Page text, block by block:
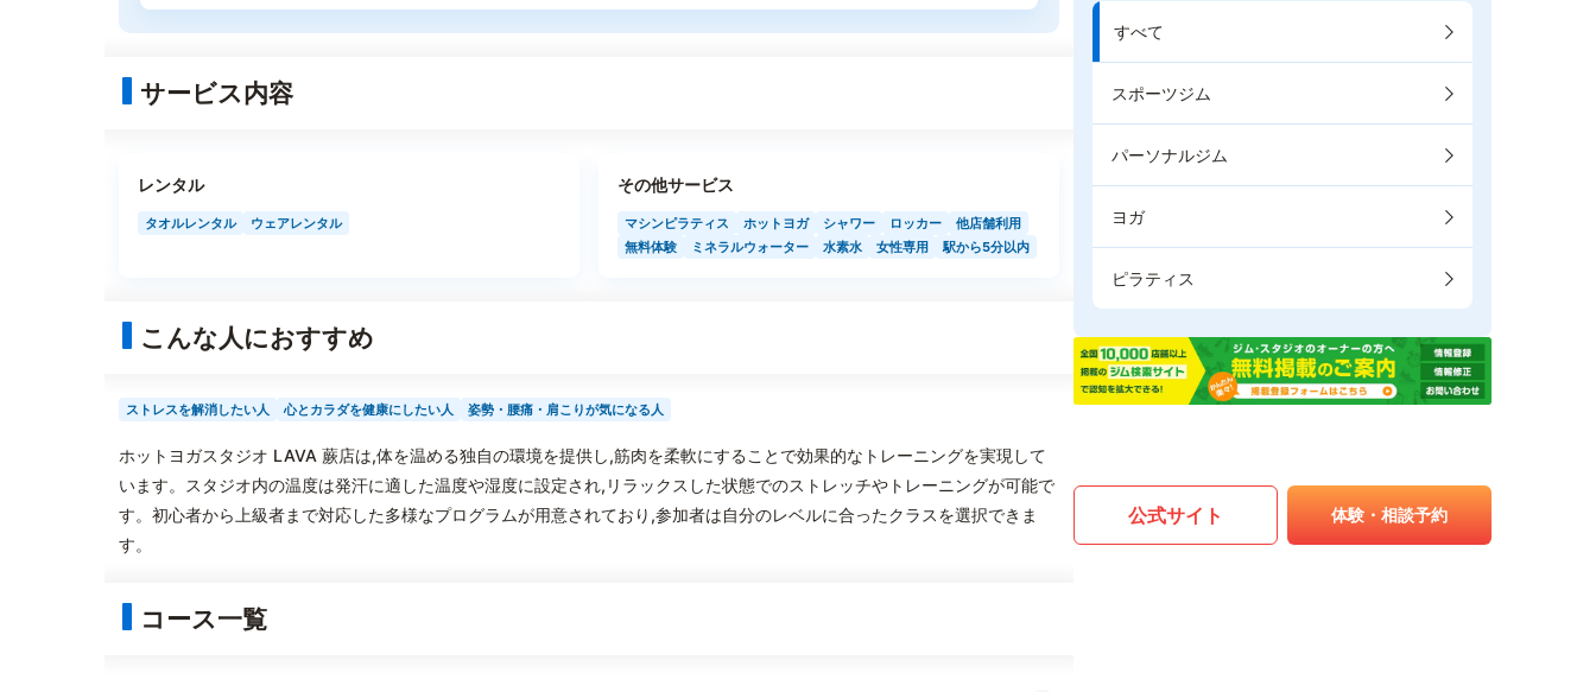
サービス内容
レンタル
タオルレンタル ウェアレンタル
その他サービス
マシンピラティス ホットヨガ シャワー ロッカー
他店舗利用
無料体験
ミネラルウォーター 水素水 女性専用 駅から5分以内
こんな人におすすめ
ストレスを解消したい人 心とカラダを健康にしたい人 姿勢・腰痛・肩こりが気になる人
ホットヨガスタジオ LAVA 蕨店は,体を温める独自の環境を提供し,筋肉を柔軟にすることで効果的なトレーニングを実現して
います。スタジオ内の温度は発汗に適した温度や湿度に設定され,リラックスした状態でのストレッチやトレーニングが可能で
す。初心者から上級者まで対応した多様なプログラムが用意されており,参加者は自分のレベルに合ったクラスを選択できま
す。
コース一覧
すべて
スポーツジム
パーソナルジム
ヨガ
ピラティス
公式サイト 体験・相談予約